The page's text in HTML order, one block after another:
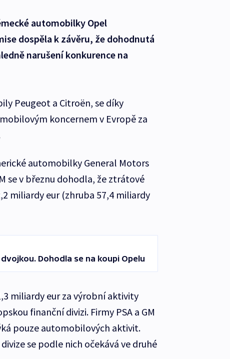
automobilky Opel
dospěla k závěru, že dohodnutá
narušení konkurence na
Peugeot a Citroën, se díky
koncernem v Evropě za
automobilky General Motors
se v březnu dohodla, že ztrátové
miliardy eur (zhruba 57,4 miliardy
Dohodla se na koupi Opelu
miliardy eur za výrobní aktivity
finanční divizi. Firmy PSA a GM
pouze automobilových aktivit.
se podle nich očekává ve druhé